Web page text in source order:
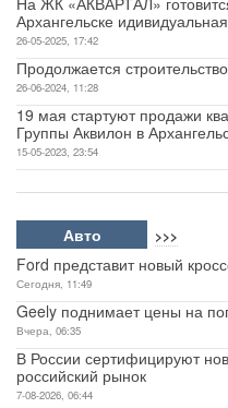
Архангельске
26-05-2025, 17:42
Продолжается
26-06-2024, 11:28
19 мая стартуют продажи
Группы Аквилон в
15-05-2023, 23:54
Авто >>>
Ford представит новый
Сегодня, 11:49
Geely поднимает цены на
Вчера, 06:35
В России сертифицируют
российский рынок
7-08-2026, 06:44